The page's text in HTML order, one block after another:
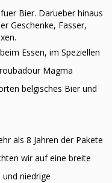
Bier. Darueber hinaus
Geschenke, Fasser,
Essen, im Speziellen
Magma
belgisches Bier und
als 8 Jahren der Pakete
wir auf eine breite
niedrige